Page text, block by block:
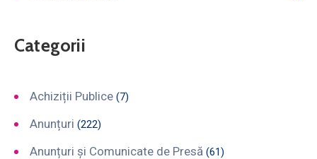
Categorii
Achiziții Publice (7)
Anunțuri (222)
Anunțuri și Comunicate de Presă (61)